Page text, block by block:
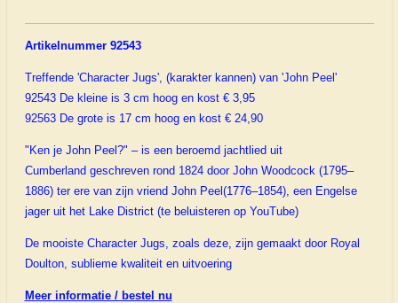
Artikelnummer 92543
Treffende 'Character Jugs', (karakter kannen) van 'John Peel'
92543 De kleine is 3 cm hoog en kost € 3,95
92563 De grote is 17 cm hoog en kost € 24,90
"Ken je John Peel?" – is een beroemd jachtlied uit
Cumberland geschreven rond 1824 door John Woodcock (1795–
1886) ter ere van zijn vriend John Peel(1776–1854), een Engelse
jager uit het Lake District (te beluisteren op YouTube)
De mooiste Character Jugs, zoals deze, zijn gemaakt door Royal
Doulton, sublieme kwaliteit en uitvoering
Meer informatie / bestel nu